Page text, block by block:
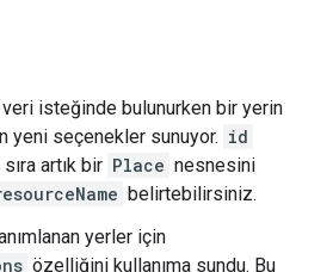
veri isteğinde bulunurken bir yerin
yeni seçenekler sunuyor. id
sıra artık bir Place nesnesini
belirtebilirsiniz.
yerler için
özelliğini kullanıma sundu. Bu